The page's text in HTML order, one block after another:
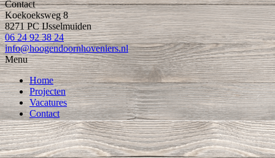
Contact
Koekoeksweg 8
8271 PC IJsselmuiden
06 24 92 38 24
info@hoogendoornhoveniers.nl
Menu
Home
Projecten
Vacatures
Contact